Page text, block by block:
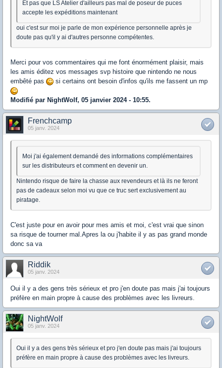
Et pas que LS Atelier d'ailleurs pas mal de poseur de puces
accepte les expéditions maintenant
oui c'est sur moi je parle de mon expérience personnelle après je
doute pas qu'il y ai d'autres personne compétentes.
Merci pour vos commentaires qui me font énormément plaisir, mais
les amis éditez vos messages svp histoire que nintendo ne nous
embêté pas
si certains ont besoin d'infos qu'ils me fassent un mp
Modifié par NightWolf, 05 janvier 2024 - 10:55.
Frenchcamp
05 janv. 2024
Moi j'ai également demandé des informations complémentaires
sur les distributeurs et comment en devenir un.
Nintendo risque de faire la chasse aux revendeurs et là ils ne feront
pas de cadeaux selon moi vu que ce truc sert exclusivement au
piratage.
C'est juste pour en avoir pour mes amis et moi, c'est vrai que sinon
sa risque de tourner mal.Apres la ou j'habite il y as pas grand monde
donc sa va
Riddik
05 janv. 2024
Oui il y a des gens très sérieux et pro j'en doute pas mais j'ai toujours
préfère en main propre à cause des problèmes avec les livreurs.
NightWolf
05 janv. 2024
Oui il y a des gens très sérieux et pro j'en doute pas mais j'ai toujours
préfère en main propre à cause des problèmes avec les livreurs.